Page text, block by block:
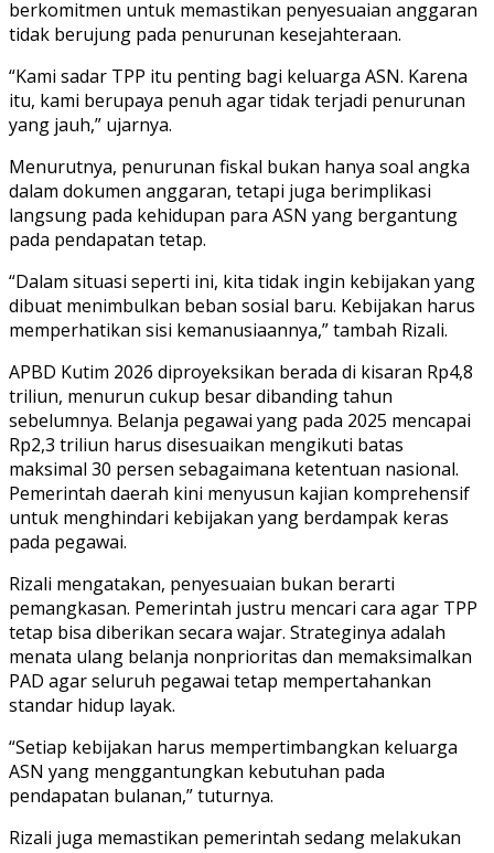
berkomitmen untuk memastikan penyesuaian anggaran
tidak berujung pada penurunan kesejahteraan.
“Kami sadar TPP itu penting bagi keluarga ASN. Karena
itu, kami berupaya penuh agar tidak terjadi penurunan
yang jauh,” ujarnya.
Menurutnya, penurunan fiskal bukan hanya soal angka
dalam dokumen anggaran, tetapi juga berimplikasi
langsung pada kehidupan para ASN yang bergantung
pada pendapatan tetap.
“Dalam situasi seperti ini, kita tidak ingin kebijakan yang
dibuat menimbulkan beban sosial baru. Kebijakan harus
memperhatikan sisi kemanusiaannya,” tambah Rizali.
APBD Kutim 2026 diproyeksikan berada di kisaran Rp4,8
triliun, menurun cukup besar dibanding tahun
sebelumnya. Belanja pegawai yang pada 2025 mencapai
Rp2,3 triliun harus disesuaikan mengikuti batas
maksimal 30 persen sebagaimana ketentuan nasional.
Pemerintah daerah kini menyusun kajian komprehensif
untuk menghindari kebijakan yang berdampak keras
pada pegawai.
Rizali mengatakan, penyesuaian bukan berarti
pemangkasan. Pemerintah justru mencari cara agar TPP
tetap bisa diberikan secara wajar. Strateginya adalah
menata ulang belanja nonprioritas dan memaksimalkan
PAD agar seluruh pegawai tetap mempertahankan
standar hidup layak.
“Setiap kebijakan harus mempertimbangkan keluarga
ASN yang menggantungkan kebutuhan pada
pendapatan bulanan,” tuturnya.
Rizali juga memastikan pemerintah sedang melakukan